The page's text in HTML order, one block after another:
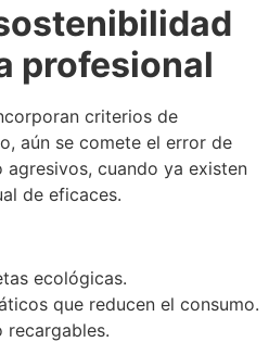
profesional
criterios de
aún se comete el error de
cuando ya existen
de eficaces.
ecológicas.
que reducen el consumo.
recargables.